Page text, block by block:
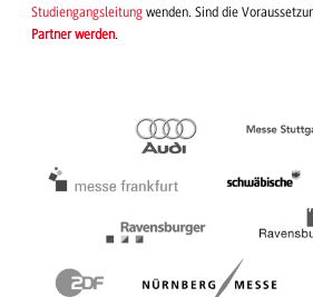
Studiengangsleitung wenden. Sind die
Partner werden.